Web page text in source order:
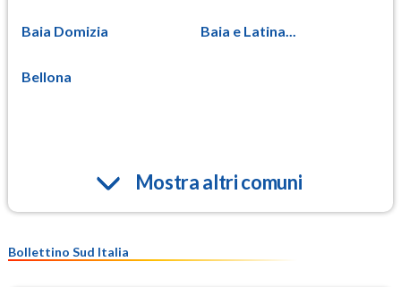
Baia Domizia Baia e Latina...
Bellona
Mostra altri comuni
Bollettino Sud Italia